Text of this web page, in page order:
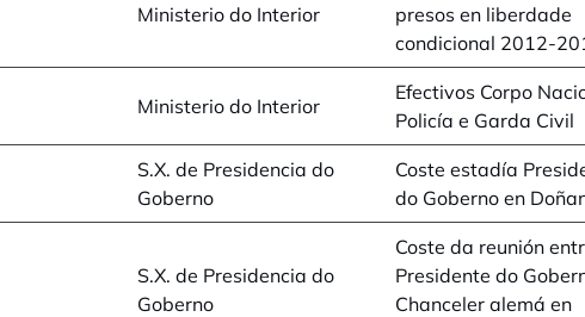
opens in a new tabMinisterio do Interior
presos en liberdade
condicional 2012-
opens in a new tabMinisterio do Interior
Efectivos Corpo
Policía e Garda Civil
opens in a new tab
S.X. de Presidencia do
Goberno
Coste estadía
do Goberno en
opens in a new tab
S.X. de Presidencia do
Goberno
Coste da reunión
Presidente do
Chanceler alemá en